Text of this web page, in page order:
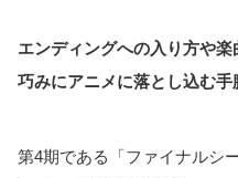
エンディングへの入り方や
巧みにアニメに落とし込む手
第4期である「ファイナルシ